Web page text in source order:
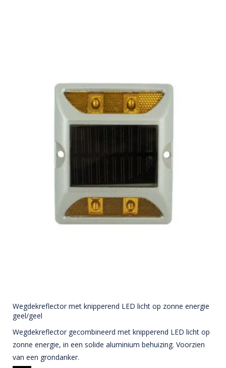
Wegdekreflector met knipperend LED licht op zonne energie
geel/geel
Wegdekreflector gecombineerd met knipperend LED licht op
zonne energie, in een solide aluminium behuizing. Voorzien
van een grondanker.